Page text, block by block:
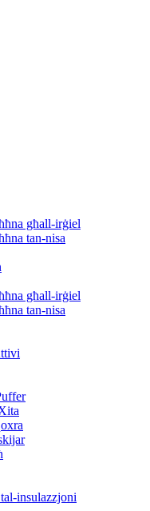
għall-irġiel
tan-nisa
għall-irġiel
tan-nisa
insulazzjoni